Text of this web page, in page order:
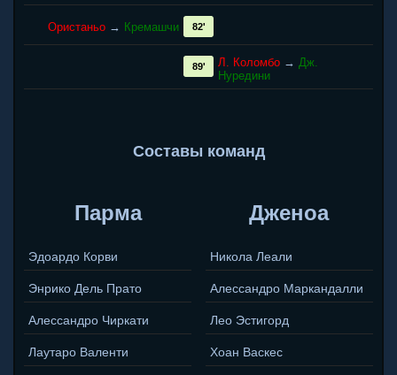
Ористаньо → Кремашчи 82'
Л. Коломбо → Дж.
Нуредини
89'
Составы команд
Парма
Эдоардо Корви
Энрико Дель Пратo
Алессандро Чиркати
Лаутаро Валенти
Дженоа
Никола Леали
Алессандро Маркандалли
Лео Эстигорд
Хоан Васкес